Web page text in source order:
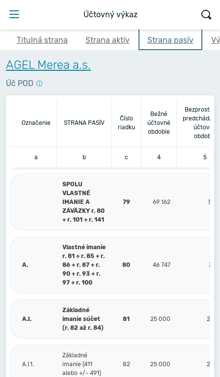
Účtovný výkaz
Titulná strana Strana aktív Strana pasív
AGEL Merea a.s.
Úč POD
Označenie STRANA PASÍV
Číslo
riadku
Bežné
účtovné
obdobie
účtovné
obdobie
a b c 4 5
SPOLU
VLASTNÉ
IMANIE A
ZÁVÄZKY r. 80
+ r. 101 + r. 141
79 69 162 56
A.
Vlastné imanie
r. 81 + r. 85 + r.
86 + r. 87 + r.
90 + r. 93 + r.
97 + r. 100
80 46 747 38
A.I.
Základné
imanie súčet
(r. 82 až r. 84)
81 25 000 25
A.I.1.
Základné
imanie (411
alebo +/- 491)
82 25 000 25